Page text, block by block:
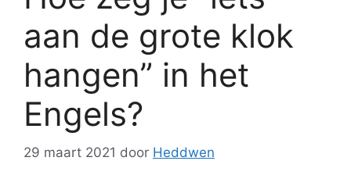
aan de grote klok
hangen” in het
Engels?
29 maart 2021 door Heddwen